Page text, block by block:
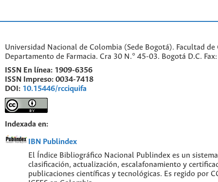
Universidad Nacional de Colombia (Sede Bogotá). Facultad de
Departamento de Farmacia. Cra 30 N.° 45-03. Bogotá D.C.
ISSN En línea: 1909-6356
ISSN Impreso: 0034-7418
DOI: 10.15446/rcciquifa
Indexada en:
IBN Publindex
El Índice Bibliográfico Nacional Publindex es un
clasificación, actualización, escalafonamiento y
publicaciones científicas y tecnológicas. Es regido por